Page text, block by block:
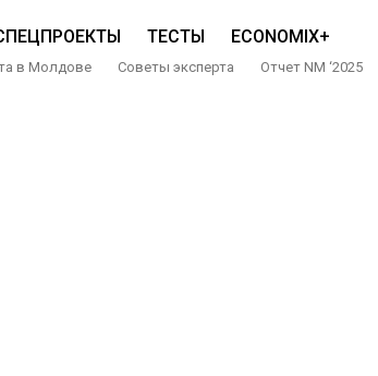
ТЕСТЫ ECONOMIX+
в Молдове Советы эксперта Отчет NM ‘2025